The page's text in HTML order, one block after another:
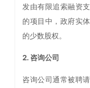
发由有限追索融资
的项目中，政府实
的少数股权。
2. 咨询公司
咨询公司通常被聘